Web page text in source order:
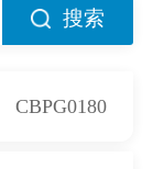
搜索
CBPG0180